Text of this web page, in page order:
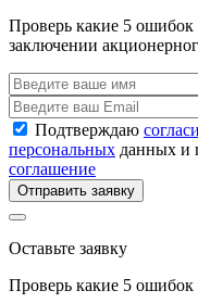
Проверь какие 5
заключении
Подтверждаю
персональных данных и
соглашение
Отправить заявку
Оставьте заявку
Проверь какие 5 ошибок